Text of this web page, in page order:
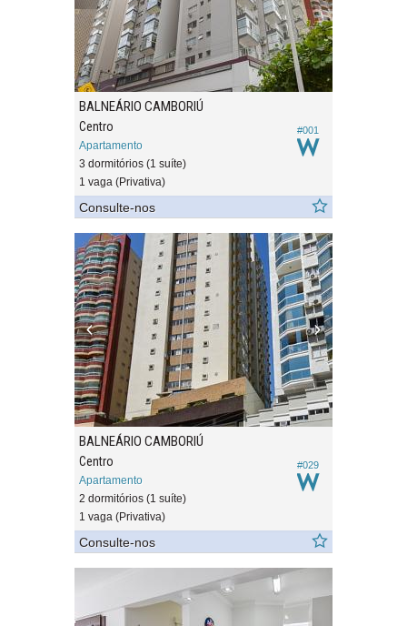
#001
BALNEÁRIO CAMBORIÚ
Centro
Apartamento
3 dormitórios (1 suíte)
1 vaga (Privativa)
Consulte-nos
#029
BALNEÁRIO CAMBORIÚ
Centro
Apartamento
2 dormitórios (1 suíte)
1 vaga (Privativa)
Consulte-nos